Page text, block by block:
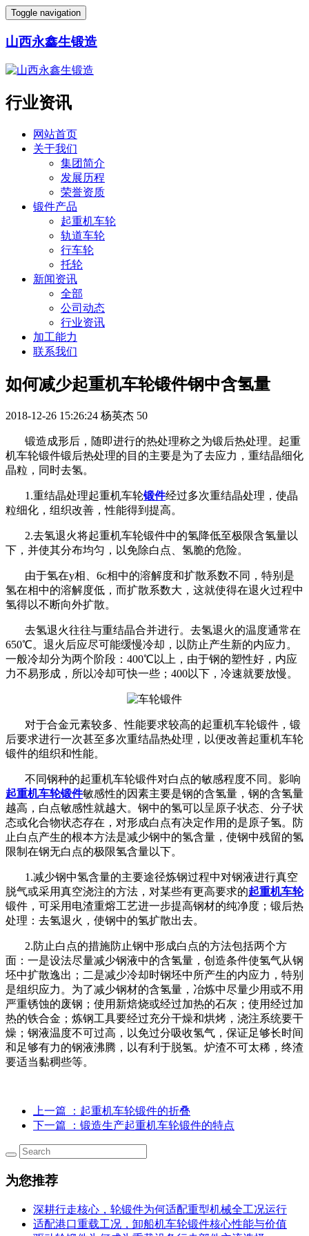
Toggle navigation
山西永鑫生锻造
行业资讯
网站首页
关于我们
集团简介
发展历程
荣誉资质
锻件产品
起重机车轮
轨道车轮
行车轮
托轮
新闻资讯
全部
公司动态
行业资讯
加工能力
联系我们
如何减少起重机车轮锻件钢中含氢量
2018-12-26 15:26:24 杨英杰 50
锻造成形后，随即进行的热处理称之为锻后热处理。起重
机车轮锻件锻后热处理的目的主要是为了去应力，重结晶细化
晶粒，同时去氢。
1.重结晶处理起重机车轮锻件经过多次重结晶处理，使晶
粒细化，组织改善，性能得到提高。
2.去氢退火将起重机车轮锻件中的氢降低至极限含氢量以
下，并使其分布均匀，以免除白点、氢脆的危险。
由于氢在y相、6c相中的溶解度和扩散系数不同，特别是
氢在相中的溶解度低，而扩散系数大，这就使得在退火过程中
氢得以不断向外扩散。
去氢退火往往与重结晶合并进行。去氢退火的温度通常在
650℃。退火后应尽可能缓慢冷却，以防止产生新的内应力。
一般冷却分为两个阶段：400℃以上，由于钢的塑性好，内应
力不易形成，所以冷却可快一些；400以下，冷速就要放慢。
对于合金元素较多、性能要求较高的起重机车轮锻件，锻
后要求进行一次甚至多次重结晶热处理，以便改善起重机车轮
锻件的组织和性能。
不同钢种的起重机车轮锻件对白点的敏感程度不同。影响
起重机车轮锻件敏感性的因素主要是钢的含氢量，钢的含氢量
越高，白点敏感性就越大。钢中的氢可以呈原子状态、分子状
态或化合物状态存在，对形成白点有决定作用的是原子氢。防
止白点产生的根本方法是减少钢中的氢含量，使钢中残留的氢
限制在钢无白点的极限氢含量以下。
1.减少钢中氢含量的主要途径炼钢过程中对钢液进行真空
脱气或采用真空浇注的方法，对某些有更高要求的起重机车轮
锻件，可采用电渣重熔工艺进一步提高钢材的纯净度；锻后热
处理：去氢退火，使钢中的氢扩散出去。
2.防止白点的措施防止钢中形成白点的方法包括两个方
面：一是设法尽量减少钢液中的含氢量，创造条件使氢气从钢
坯中扩散逸出；二是减少冷却时钢坯中所产生的内应力，特别
是组织应力。为了减少钢材的含氢量，冶炼中尽量少用或不用
严重锈蚀的废钢；使用新焙烧或经过加热的石灰；使用经过加
热的铁合金；炼钢工具要经过充分干燥和烘烤，浇注系统要干
燥；钢液温度不可过高，以免过分吸收氢气，保证足够长时间
和足够有力的钢液沸腾，以有利于脱氢。炉渣不可太稀，终渣
要适当黏稠些等。
上一篇
：起重机车轮锻件的折叠
下一篇
：锻造生产起重机车轮锻件的特点
为您推荐
深耕行走核心，轮锻件为何适配重型机械全工况运行
适配港口重载工况，卸船机车轮锻件核心性能与价值